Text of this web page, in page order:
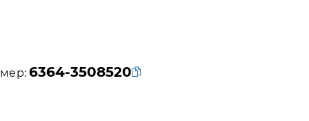
6364-3508520